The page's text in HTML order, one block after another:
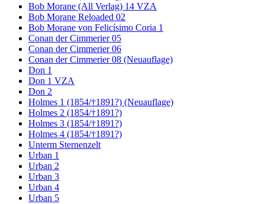
Bob Morane (All Verlag) 14 VZA
Bob Morane Reloaded 02
Bob Morane von Felicísimo Coria 1
Conan der Cimmerier 05
Conan der Cimmerier 06
Conan der Cimmerier 08 (Neuauflage)
Don 1
Don 1 VZA
Don 2
Holmes 1 (1854/†1891?) (Neuauflage)
Holmes 2 (1854/†1891?)
Holmes 3 (1854/†1891?)
Holmes 4 (1854/†1891?)
Unterm Sternenzelt
Urban 1
Urban 2
Urban 3
Urban 4
Urban 5